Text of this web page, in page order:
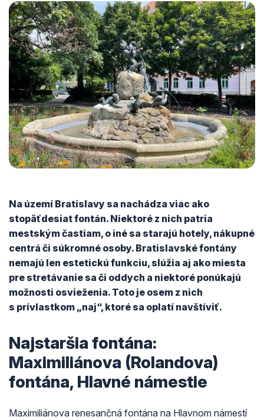
Na území Bratislavy sa nachádza viac ako
stopäťdesiat fontán. Niektoré z nich patria
mestským častiam, o iné sa starajú hotely, nákupné
centrá či súkromné osoby. Bratislavské fontány
nemajú len estetickú funkciu, slúžia aj ako miesta
pre stretávanie sa či oddych a niektoré ponúkajú
možnosti osvieženia. Toto je osem z nich
s prívlastkom „naj“, ktoré sa oplatí navštíviť.
Najstaršia fontána:
Maximiliánova (Rolandova)
fontána, Hlavné námestie
Maximiliánova renesančná fontána na Hlavnom námestí